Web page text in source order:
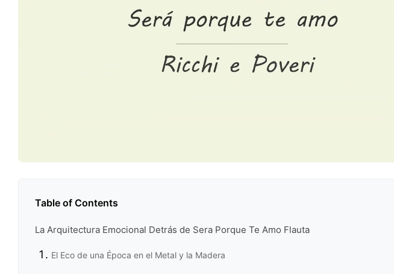
Table of Contents
La Arquitectura Emocional Detrás de Sera Porque Te Amo Flauta
El Eco de una Época en el Metal y la Madera